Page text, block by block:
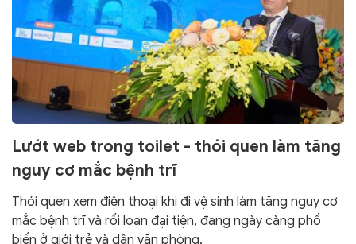
Lướt web trong toilet - thói quen làm tăng
nguy cơ mắc bệnh trĩ
Thói quen xem điện thoại khi đi vệ sinh làm tăng nguy cơ
mắc bệnh trĩ và rối loạn đại tiện, đang ngày càng phổ
biến ở giới trẻ và dân văn phòng.